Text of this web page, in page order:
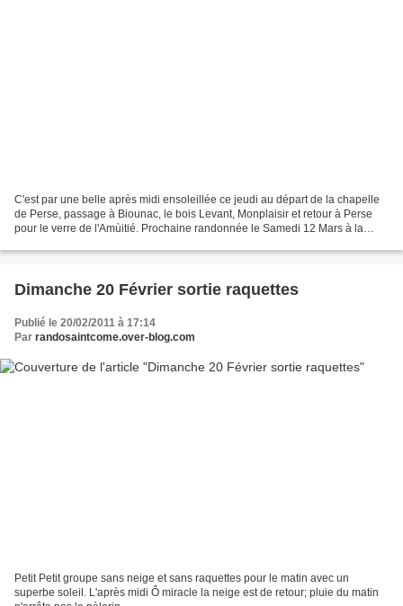
C'est par une belle après midi ensoleillée ce jeudi au départ de la chapelle
de Perse, passage à Biounac, le bois Levant, Monplaisir et retour à Perse
pour le verre de l'Amùitié. Prochaine randonnée le Samedi 12 Mars à la
Dimanche 20 Février sortie raquettes
Publié le 20/02/2011 à 17:14
Par randosaintcome.over-blog.com
Petit Petit groupe sans neige et sans raquettes pour le matin avec un
superbe soleil. L'après midi Ô miracle la neige est de retour; pluie du matin